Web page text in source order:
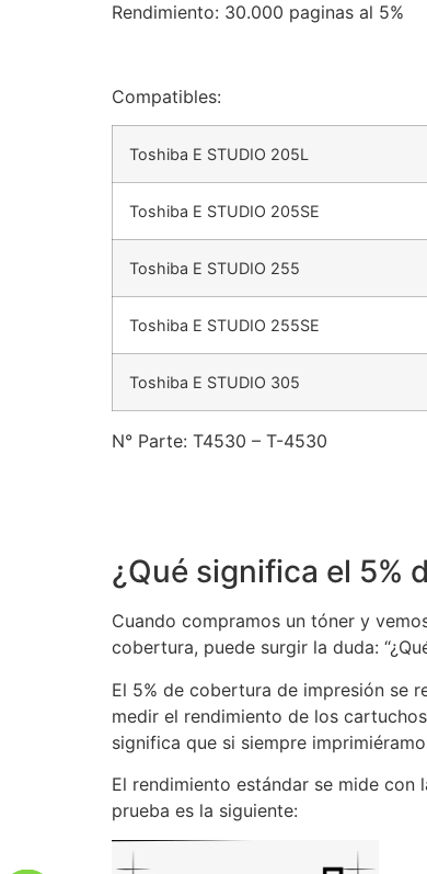
Rendimiento: 30.000 paginas al 5%
Compatibles:
Toshiba E STUDIO 205L
Toshiba E STUDIO 205SE
Toshiba E STUDIO 255
Toshiba E STUDIO 255SE
Toshiba E STUDIO 305
N° Parte: T4530 – T-4530
¿Qué significa el 5%
Cuando compramos un tóner y
cobertura, puede surgir la duda:
El 5% de cobertura de impresión se
medir el rendimiento de los
significa que si siempre
El rendimiento estándar se mide con
prueba es la siguiente: